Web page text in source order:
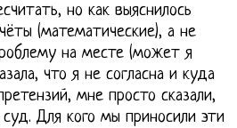
но как выяснилось
(математические), а не
на месте (может я
что я не согласна и куда
мне просто сказали,
Для кого мы приносили эти